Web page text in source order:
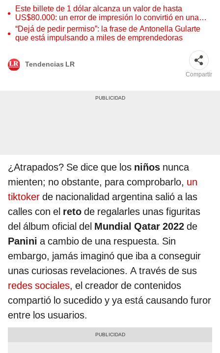
Este billete de 1 dólar alcanza un valor de hasta
US$80.000: un error de impresión lo convirtió en una
pieza única que hoy buscan coleccionistas de todo el
mundo
“Dejá de pedir permiso”: la frase de Antonella Gularte
que está impulsando a miles de emprendedoras
Tendencias LR
Compartir
¿Atrapados? Se dice que los niños nunca
mienten; no obstante, para comprobarlo, un
tiktoker de nacionalidad argentina salió a las
calles con el reto de regalarles unas figuritas
del álbum oficial del Mundial Qatar 2022 de
Panini a cambio de una respuesta. Sin
embargo, jamás imaginó que iba a conseguir
unas curiosas revelaciones. A través de sus
redes sociales, el creador de contenidos
compartió lo sucedido y ya está causando furor
entre los usuarios.